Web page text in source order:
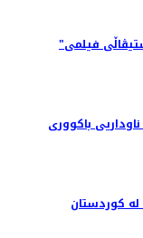
"کچانی خۆر" فیلمی ده‌ستپێکی یه‌که‌‌مین فێستیڤاڵی فیلمی
باکووری
کوردستان